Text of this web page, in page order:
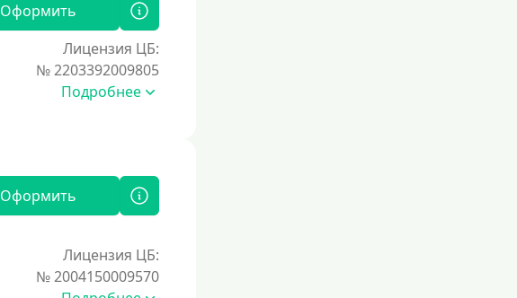
Оформить
Лицензия ЦБ:
№ 2203392009805
Подробнее
Оформить
Лицензия ЦБ:
№ 2004150009570